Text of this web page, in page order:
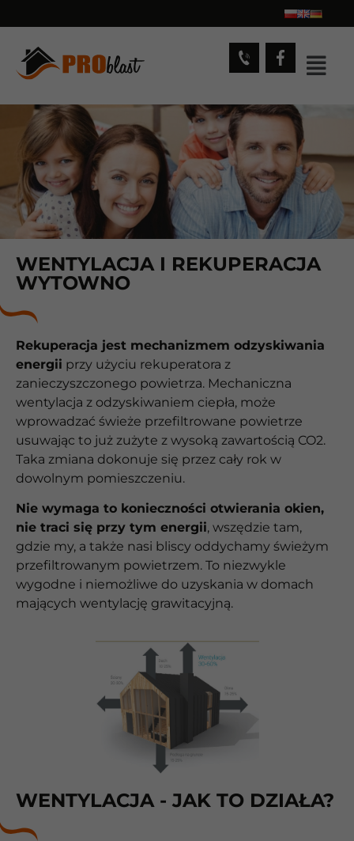
WENTYLACJA I REKUPERACJA
WYTOWNO
Rekuperacja jest mechanizmem odzyskiwania
energii przy użyciu rekuperatora z
zanieczyszczonego powietrza. Mechaniczna
wentylacja z odzyskiwaniem ciepła, może
wprowadzać świeże przefiltrowane powietrze
usuwając to już zużyte z wysoką zawartością CO2.
Taka zmiana dokonuje się przez cały rok w
dowolnym pomieszczeniu.
Nie wymaga to konieczności otwierania okien,
nie traci się przy tym energii, wszędzie tam,
gdzie my, a także nasi bliscy oddychamy świeżym
przefiltrowanym powietrzem. To niezwykle
wygodne i niemożliwe do uzyskania w domach
mających wentylację grawitacyjną.
WENTYLACJA - JAK TO DZIAŁA?